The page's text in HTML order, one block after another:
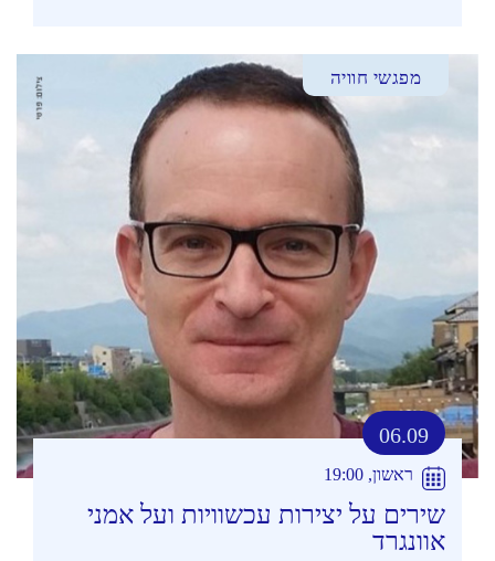
מפגשי חוויה
06.09
ראשון, 19:00
שירים על יצירות עכשוויות ועל אמני
אוונגרד